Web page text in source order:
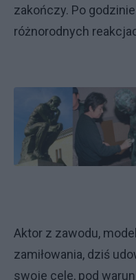
zakończy. Po
różnorodnych
Aktor z zawodu,
zamiłowania, dziś
swoje cele, pod